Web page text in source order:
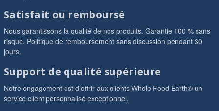
Satisfait ou remboursé
Nous garantissons la qualité de nos produits. Garantie 100 % sans
risque. Politique de remboursement sans discussion pendant 30
jours.
Support de qualité supérieure
Notre engagement est d’offrir aux clients Whole Food Earth® un
service client personnalisé exceptionnel.